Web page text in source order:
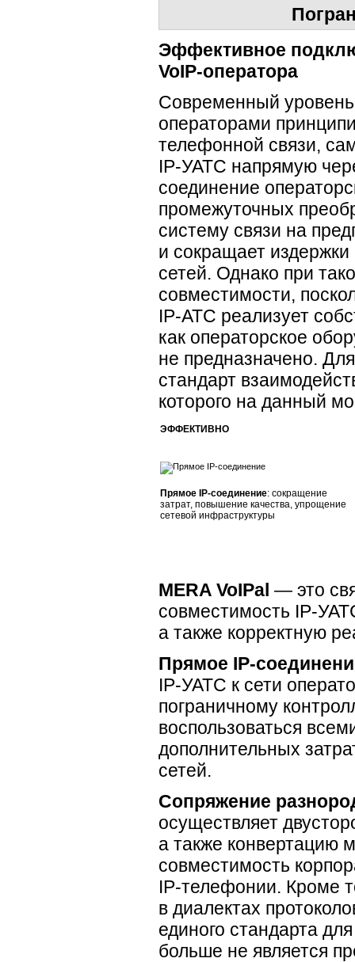
Эффективное
VoIP-оператора
Современный
операторами
телефонной связи,
IP-УАТС напрямую
соединение
промежуточных
систему связи на
и сокращает
сетей. Однако при
совместимости,
IP-АТС реализует
как операторское
не предназначено.
стандарт
которого на данный
ЭФФЕКТИВНО
Прямое IP-соединение: сокращение
затрат, повышение качества, упрощение
сетевой инфраструктуры
MERA VoIPal — это
совместимость IP-
а также корректную
Прямое IP-
IP-УАТС к сети
пограничному
воспользоваться
дополнительных
сетей.
Сопряжение
осуществляет
а также конвертацию
совместимость
IP-телефонии. Кроме
в диалектах
единого стандарта
больше не является